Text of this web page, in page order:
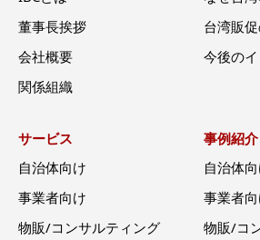
董事長挨拶
会社概要
関係組織
台湾販
今後の
サービス
自治体向け
事業者向け
物販/コンサルティング
事例紹介
自治体
事業者
物販/コ